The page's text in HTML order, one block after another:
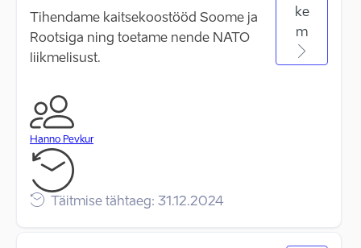
Tihendame kaitsekoostööd Soome ja
Rootsiga ning toetame nende NATO
liikmelisust.
Hanno Pevkur
Täitmise tähtaeg: 31.12.2024
ke
m